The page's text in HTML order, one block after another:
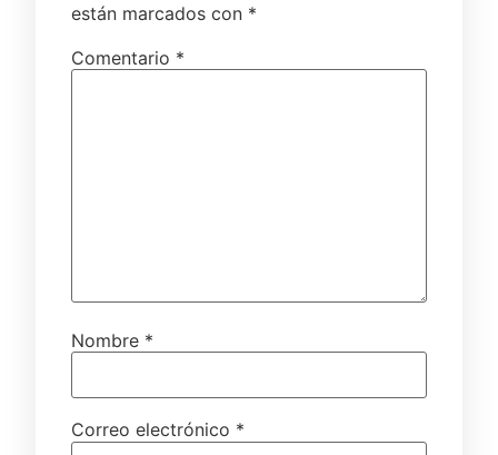
están marcados con *
Comentario *
Nombre *
Correo electrónico *